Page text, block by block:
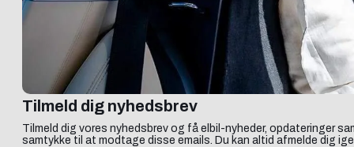
Tilmeld dig nyhedsbrev
Tilmeld dig vores nyhedsbrev og få elbil-nyheder, opdateringer
samtykke til at modtage disse emails. Du kan altid afmelde dig